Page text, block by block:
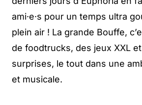
ami·e·s pour un temps ultra
plein air ! La grande Bouffe,
de foodtrucks, des jeux XXL
surprises, le tout dans une
et musicale.